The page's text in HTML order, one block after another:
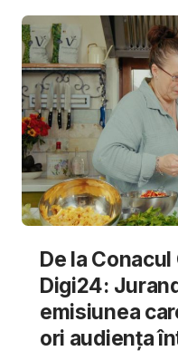
De la
Digi24:
emisiunea
ori audiența